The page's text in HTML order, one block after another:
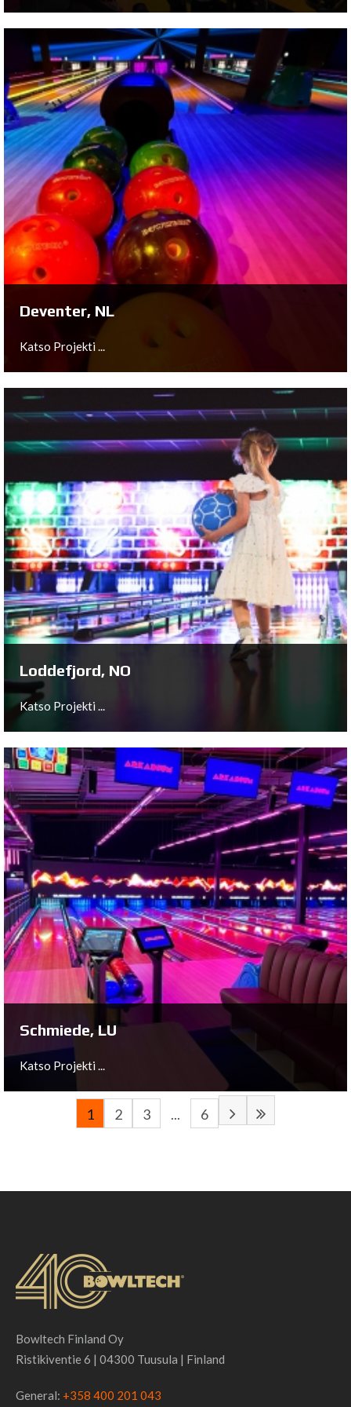
Graz, AT
Katso Projekti ...
Deventer, NL
Katso Projekti ...
Deventer, NL
Katso Projekti ...
Loddefjord, NO
Katso Projekti ...
Loddefjord, NO
Katso Projekti ...
Schmiede, LU
Katso Projekti ...
Schmiede, LU
1 2 3 ... 6
Bowltech Finland Oy
Ristikiventie 6 | 04300 Tuusula | Finland
General: +358 400 201 043